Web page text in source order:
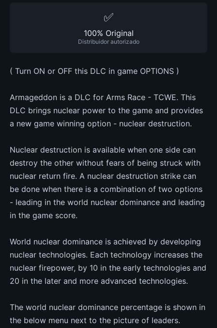
✅
100% Original
Distribuidor autorizado
( Turn ON or OFF this DLC in game OPTIONS )
Armageddon is a DLC for Arms Race - TCWE. This
DLC brings nuclear power to the game and provides
a new game winning option - nuclear destruction.
Nuclear destruction is available when one side can
destroy the other without fears of being struck with
nuclear return fire. A nuclear destruction strike can
be done when there is a combination of two options
- leading in the world nuclear dominance and leading
in the game score.
World nuclear dominance is achieved by developing
nuclear technologies. Each technology increases the
nuclear firepower, by 10 in the early technologies and
20 in the later and more advanced technologies.
The world nuclear dominance percentage is shown in
the below menu next to the picture of leaders.